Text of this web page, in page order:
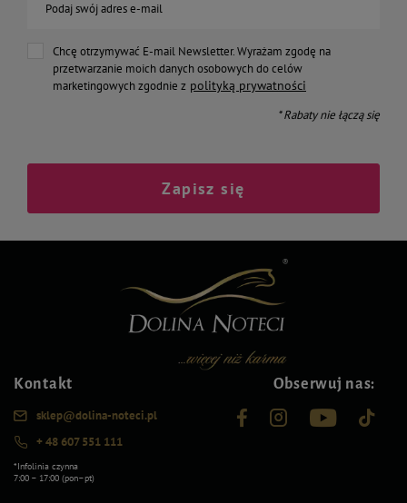
Podaj swój adres e-mail
Chcę otrzymywać E-mail Newsletter. Wyrażam zgodę na
przetwarzanie moich danych osobowych do celów
marketingowych zgodnie z polityką prywatności
* Rabaty nie łączą się
Zapisz się
Kontakt
sklep@dolina-noteci.pl
+ 48 607 551 111
*Infolinia czynna
7:00 – 17:00 (pon–pt)
Obserwuj nas: